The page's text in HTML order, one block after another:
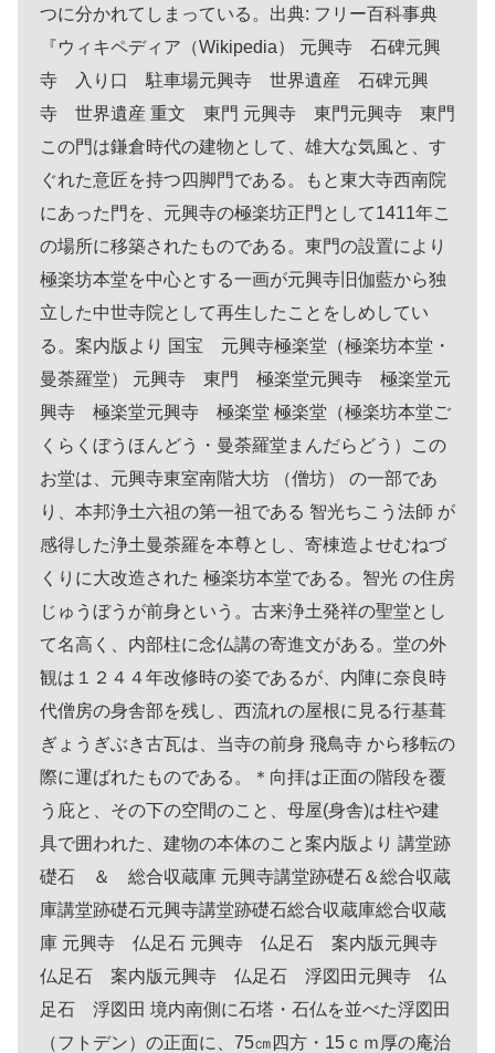
つに分かれてしまっている。出典: フリー百科事典
『ウィキペディア（Wikipedia） 元興寺 石碑元興
寺 入り口 駐車場元興寺 世界遺産 石碑元興
寺 世界遺産 重文 東門 元興寺 東門元興寺 東門
この門は鎌倉時代の建物として、雄大な気風と、す
ぐれた意匠を持つ四脚門である。もと東大寺西南院
にあった門を、元興寺の極楽坊正門として1411年こ
の場所に移築されたものである。東門の設置により
極楽坊本堂を中心とする一画が元興寺旧伽藍から独
立した中世寺院として再生したことをしめしてい
る。案内版より 国宝 元興寺極楽堂（極楽坊本堂・
曼荼羅堂） 元興寺 東門 極楽堂元興寺 極楽堂元
興寺 極楽堂元興寺 極楽堂 極楽堂（極楽坊本堂ご
くらくぼうほんどう・曼荼羅堂まんだらどう）この
お堂は、元興寺東室南階大坊 （僧坊） の一部であ
り、本邦浄土六祖の第一祖である 智光ちこう法師 が
感得した浄土曼荼羅を本尊とし、寄棟造よせむねづ
くりに大改造された 極楽坊本堂である。智光 の住房
じゅうぼうが前身という。古来浄土発祥の聖堂とし
て名高く、内部柱に念仏講の寄進文がある。堂の外
観は１２４４年改修時の姿であるが、内陣に奈良時
代僧房の身舎部を残し、西流れの屋根に見る行基葺
ぎょうぎぶき古瓦は、当寺の前身 飛鳥寺 から移転の
際に運ばれたものである。＊向拝は正面の階段を覆
う庇と、その下の空間のこと、母屋(身舎)は柱や建
具で囲われた、建物の本体のこと案内版より 講堂跡
礎石 ＆ 総合収蔵庫 元興寺講堂跡礎石＆総合収蔵
庫講堂跡礎石元興寺講堂跡礎石総合収蔵庫総合収蔵
庫 元興寺 仏足石 元興寺 仏足石 案内版元興寺
仏足石 案内版元興寺 仏足石 浮図田元興寺 仏
足石 浮図田 境内南側に石塔・石仏を並べた浮図田
（フトデン）の正面に、75㎝四方・15ｃｍ厚の庵治